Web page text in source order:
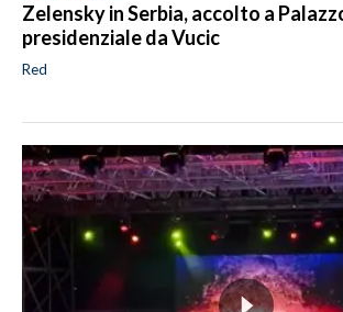
Zelensky in Serbia, accolto a
presidenziale da Vucic
Red